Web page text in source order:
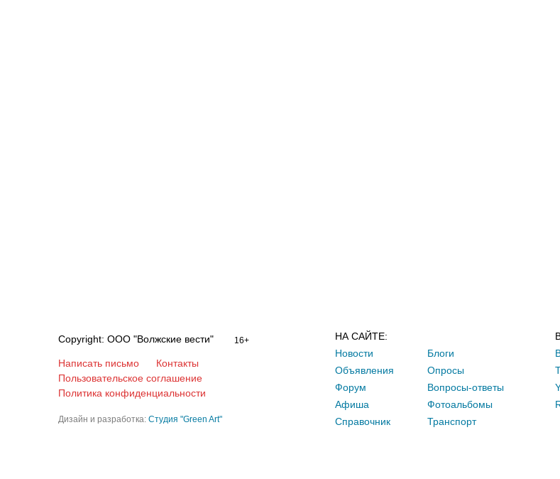
Copyright: ООО "Волжские вести" 16+
Написать письмо
Контакты
Пользовательское соглашение
Политика конфиденциальности
Дизайн и разработка: Студия "Green Art"
НА САЙТЕ:
Новости
Объявления
Форум
Афиша
Справочник
Блоги
Опросы
Вопросы-ответы
Фотоальбомы
Транспорт